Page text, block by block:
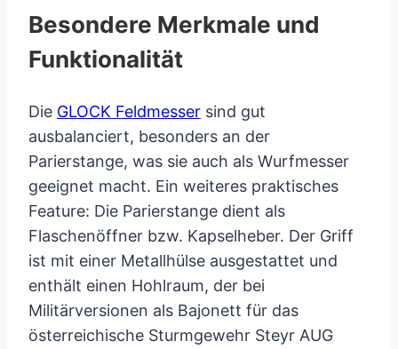
Besondere Merkmale und
Funktionalität
Die GLOCK Feldmesser sind gut
ausbalanciert, besonders an der
Parierstange, was sie auch als Wurfmesser
geeignet macht. Ein weiteres praktisches
Feature: Die Parierstange dient als
Flaschenöffner bzw. Kapselheber. Der Griff
ist mit einer Metallhülse ausgestattet und
enthält einen Hohlraum, der bei
Militärversionen als Bajonett für das
österreichische Sturmgewehr Steyr AUG